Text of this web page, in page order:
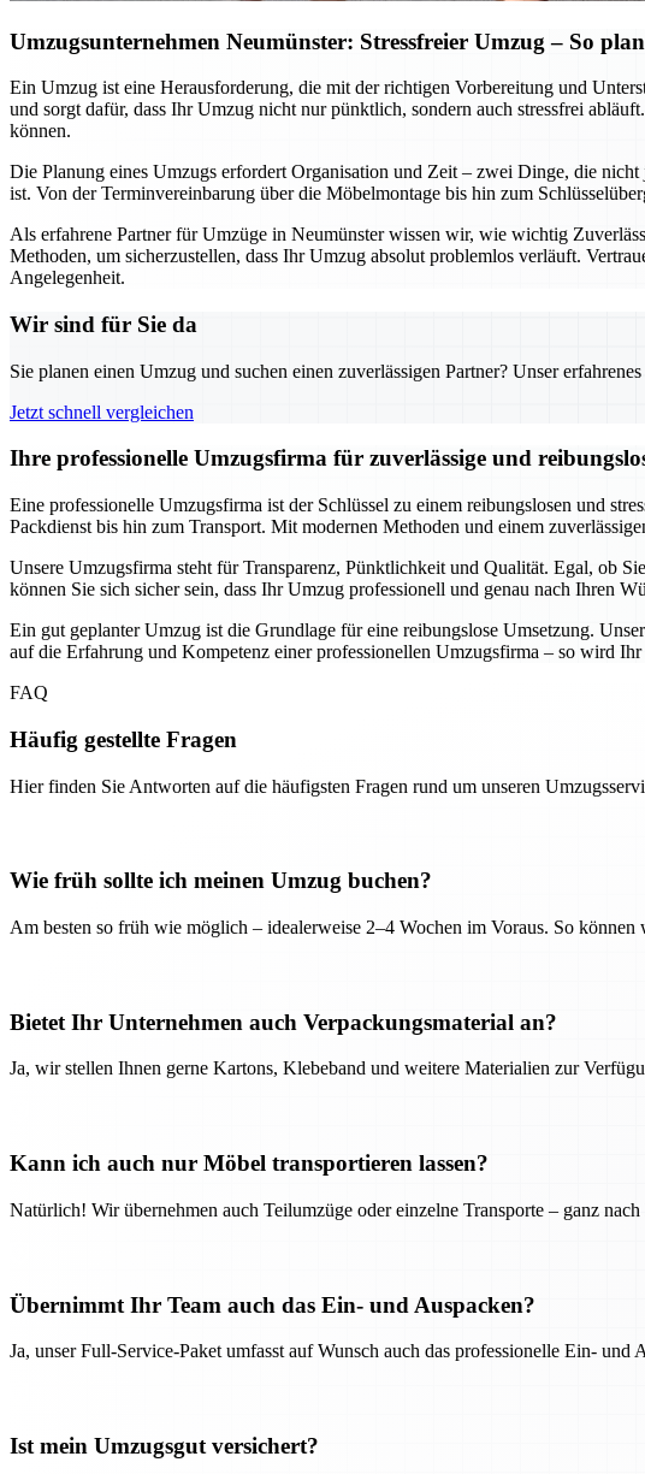
Umzugsunternehmen Neumünster: Stressfreier Umzug – So
Ein Umzug ist eine Herausforderung, die mit der richtigen Vorbereitung und
und sorgt dafür, dass Ihr Umzug nicht nur pünktlich, sondern auch stressfrei
können.
Die Planung eines Umzugs erfordert Organisation und Zeit – zwei Dinge, die
ist. Von der Terminvereinbarung über die Möbelmontage bis hin zum
Als erfahrene Partner für Umzüge in Neumünster wissen wir, wie wichtig
Methoden, um sicherzustellen, dass Ihr Umzug absolut problemlos verläuft.
Angelegenheit.
Wir sind für Sie da
Sie planen einen Umzug und suchen einen zuverlässigen Partner? Unser
Jetzt schnell vergleichen
Ihre professionelle Umzugsfirma für zuverlässige und
Eine professionelle Umzugsfirma ist der Schlüssel zu einem reibungslosen und
Packdienst bis hin zum Transport. Mit modernen Methoden und einem
Unsere Umzugsfirma steht für Transparenz, Pünktlichkeit und Qualität. Egal, ob
können Sie sich sicher sein, dass Ihr Umzug professionell und genau nach Ihren
Ein gut geplanter Umzug ist die Grundlage für eine reibungslose Umsetzung.
auf die Erfahrung und Kompetenz einer professionellen Umzugsfirma – so wird
FAQ
Häufig gestellte Fragen
Hier finden Sie Antworten auf die häufigsten Fragen rund um unseren
Wie früh sollte ich meinen Umzug buchen?
Am besten so früh wie möglich – idealerweise 2–4 Wochen im Voraus. So
Bietet Ihr Unternehmen auch Verpackungsmaterial an?
Ja, wir stellen Ihnen gerne Kartons, Klebeband und weitere Materialien zur
Kann ich auch nur Möbel transportieren lassen?
Natürlich! Wir übernehmen auch Teilumzüge oder einzelne Transporte – ganz
Übernimmt Ihr Team auch das Ein- und Auspacken?
Ja, unser Full-Service-Paket umfasst auf Wunsch auch das professionelle Ein- und
Ist mein Umzugsgut versichert?